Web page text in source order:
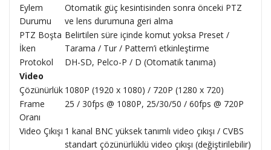
Eylem
Durumu
Otomatik güç kesintisinden sonra önceki PTZ
ve lens durumuna geri alma
PTZ Boşta
İken
Belirtilen süre içinde komut yoksa Preset /
Tarama / Tur / Pattern’i etkinleştirme
Protokol
DH-SD, Pelco-P / D (Otomatik tanıma)
Video
Çözünürlük 1080P (1920 x 1080) / 720P (1280 x 720)
Frame
Oranı
25 / 30fps @ 1080P, 25/30/50 / 60fps @ 720P
Video Çıkışı 1 kanal BNC yüksek tanımlı video çıkışı / CVBS
standart çözünürlüklü video çıkışı (değiştirilebilir)